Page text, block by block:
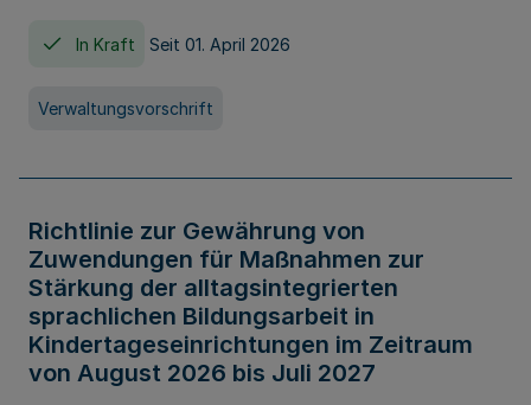
In Kraft Seit 01. April 2026
Verwaltungsvorschrift
Richtlinie zur Gewährung von
Zuwendungen für Maßnahmen zur
Stärkung der alltagsintegrierten
sprachlichen Bildungsarbeit in
Kindertageseinrichtungen im Zeitraum
von August 2026 bis Juli 2027